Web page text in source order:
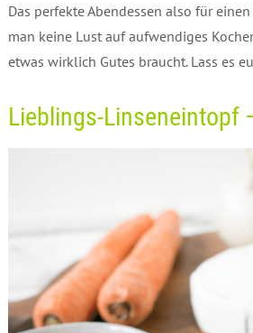
Das perfekte Abendessen also für
man keine Lust auf aufwendiges
etwas wirklich Gutes braucht. Lass es
Lieblings-Linseneintopf